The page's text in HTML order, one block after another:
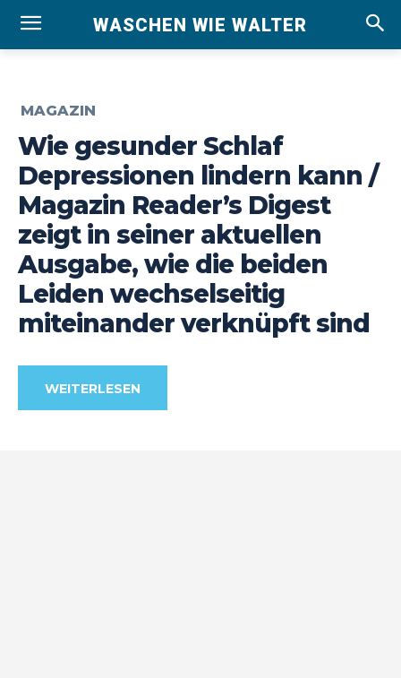
WASCHEN WIE WALTER
MAGAZIN
Wie gesunder Schlaf
Depressionen lindern kann /
Magazin Reader’s Digest
zeigt in seiner aktuellen
Ausgabe, wie die beiden
Leiden wechselseitig
miteinander verknüpft sind
WEITERLESEN